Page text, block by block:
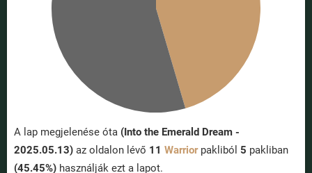
A lap megjelenése óta (Into the Emerald Dream -
2025.05.13) az oldalon lévő 11 Warriorpakliból 5 pakliban
(45.45%) használják ezt a lapot.